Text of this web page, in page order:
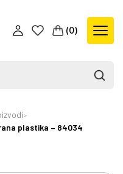
(0)
plastika – 84034